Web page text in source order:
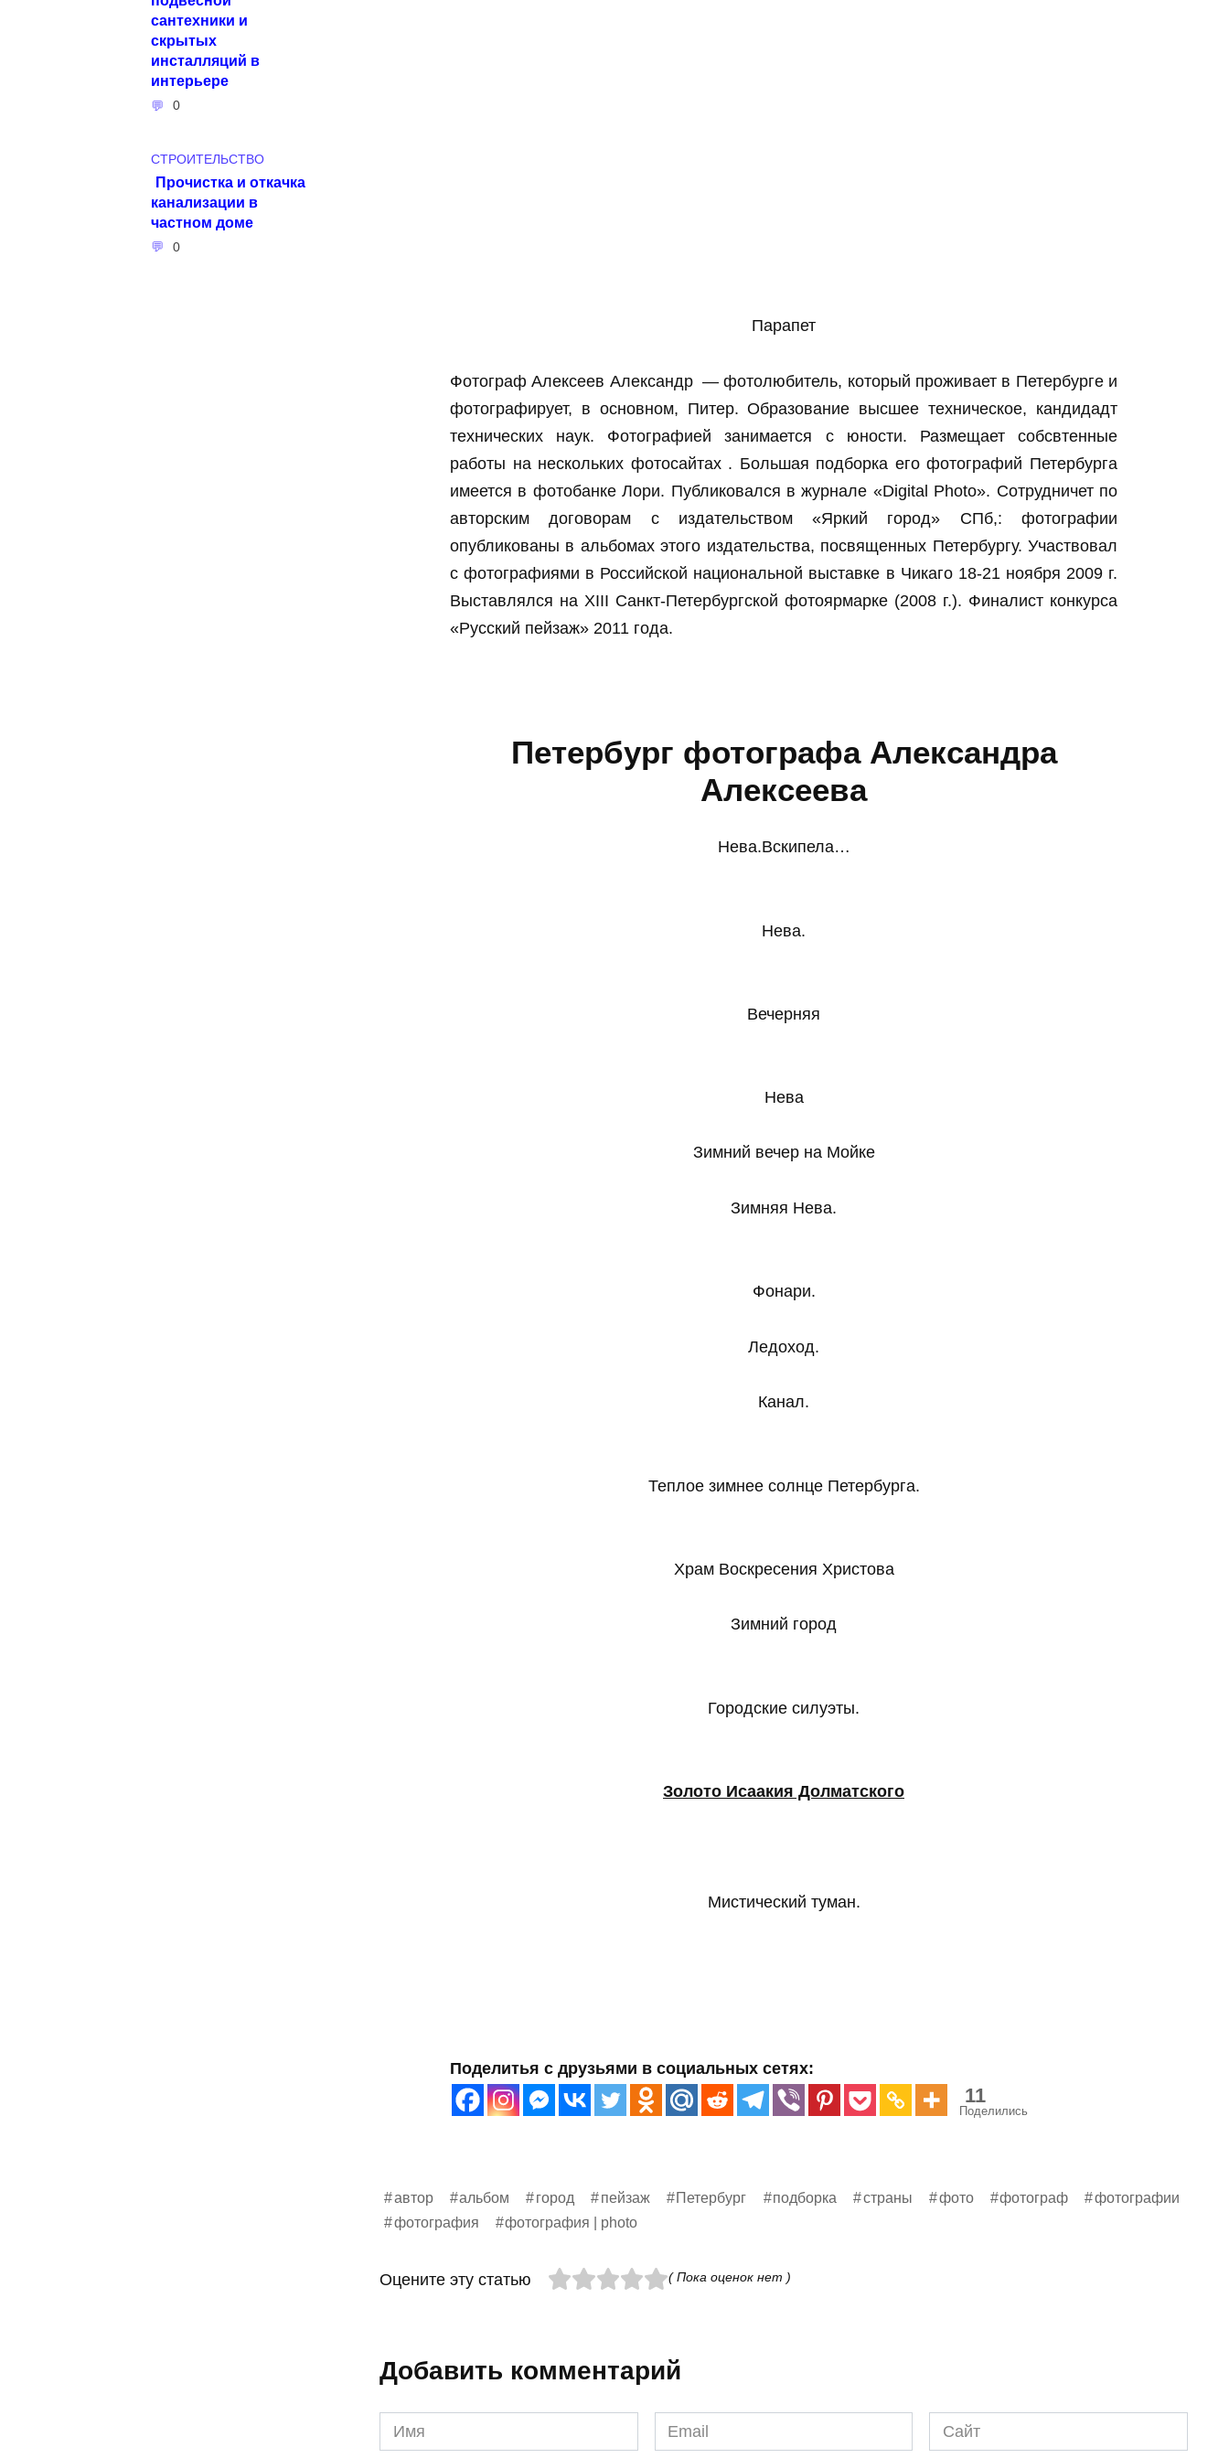
Парапет
Фотограф Алексеев Александр — фотолюбитель, который проживает в Петербурге и
фотографирует, в основном, Питер. Образование высшее техническое, кандидадт
технических наук. Фотографией занимается с юности. Размещает собсвтенные
работы на нескольких фотосайтах . Большая подборка его фотографий Петербурга
имеется в фотобанке Лори. Публиковался в журнале «Digital Photo». Сотрудничет по
авторским договорам с издательством «Яркий город» СПб,: фотографии
опубликованы в альбомах этого издательства, посвященных Петербургу. Участвовал
с фотографиями в Российской национальной выставке в Чикаго 18-21 ноября 2009 г.
Выставлялся на XIII Санкт-Петербургской фотоярмарке (2008 г.). Финалист конкурса
«Русский пейзаж» 2011 года.
Петербург фотографа Александра
Алексеева
Нева.Вскипела…
Нева.
Вечерняя
Нева
Зимний вечер на Мойке
Зимняя Нева.
Фонари.
Ледоход.
Канал.
Теплое зимнее солнце Петербурга.
Храм Воскресения Христова
Зимний город
Городские силуэты.
Золото Исаакия Долматского
Мистический туман.
Поделитья с друзьями в социальных сетях:
11
Поделились
автор альбом город пейзаж Петербург подборка страны фото фотограф
фотографии
фотография
фотография | photo
Оцените эту статью ( Пока оценок нет )
Добавить комментарий
Имя
*
Email
*
Сайт
сантехники и
скрытых
инсталляций в
интерьере
0
СТРОИТЕЛЬСТВО
Прочистка и откачка
канализации в
частном доме
0